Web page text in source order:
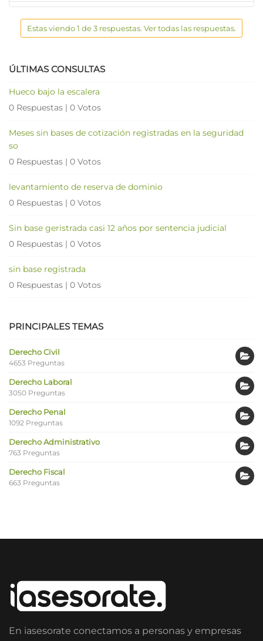
Estas viendo 1 de 3 respuestas. Ver todas las respuestas.
ÚLTIMAS CONSULTAS
Hueco bajo la escalera
0 Respuestas | 0 Votos
Meses sin bases de cotización registradas en la seguridad
so
0 Respuestas | 0 Votos
levantamiento de reserva de dominio
0 Respuestas | 0 Votos
Sin base geristrada casi 12 años por sentencia judicial
0 Respuestas | 0 Votos
sin base registrada
0 Respuestas | 0 Votos
PRINCIPALES TEMAS
Derecho Civil
4653 Preguntas
Derecho Laboral
3050 Preguntas
Derecho Penal
1092 Preguntas
Derecho Administrativo
763 Preguntas
Derecho Fiscal
663 Preguntas
En iasesorate conectamos a personas y empresas